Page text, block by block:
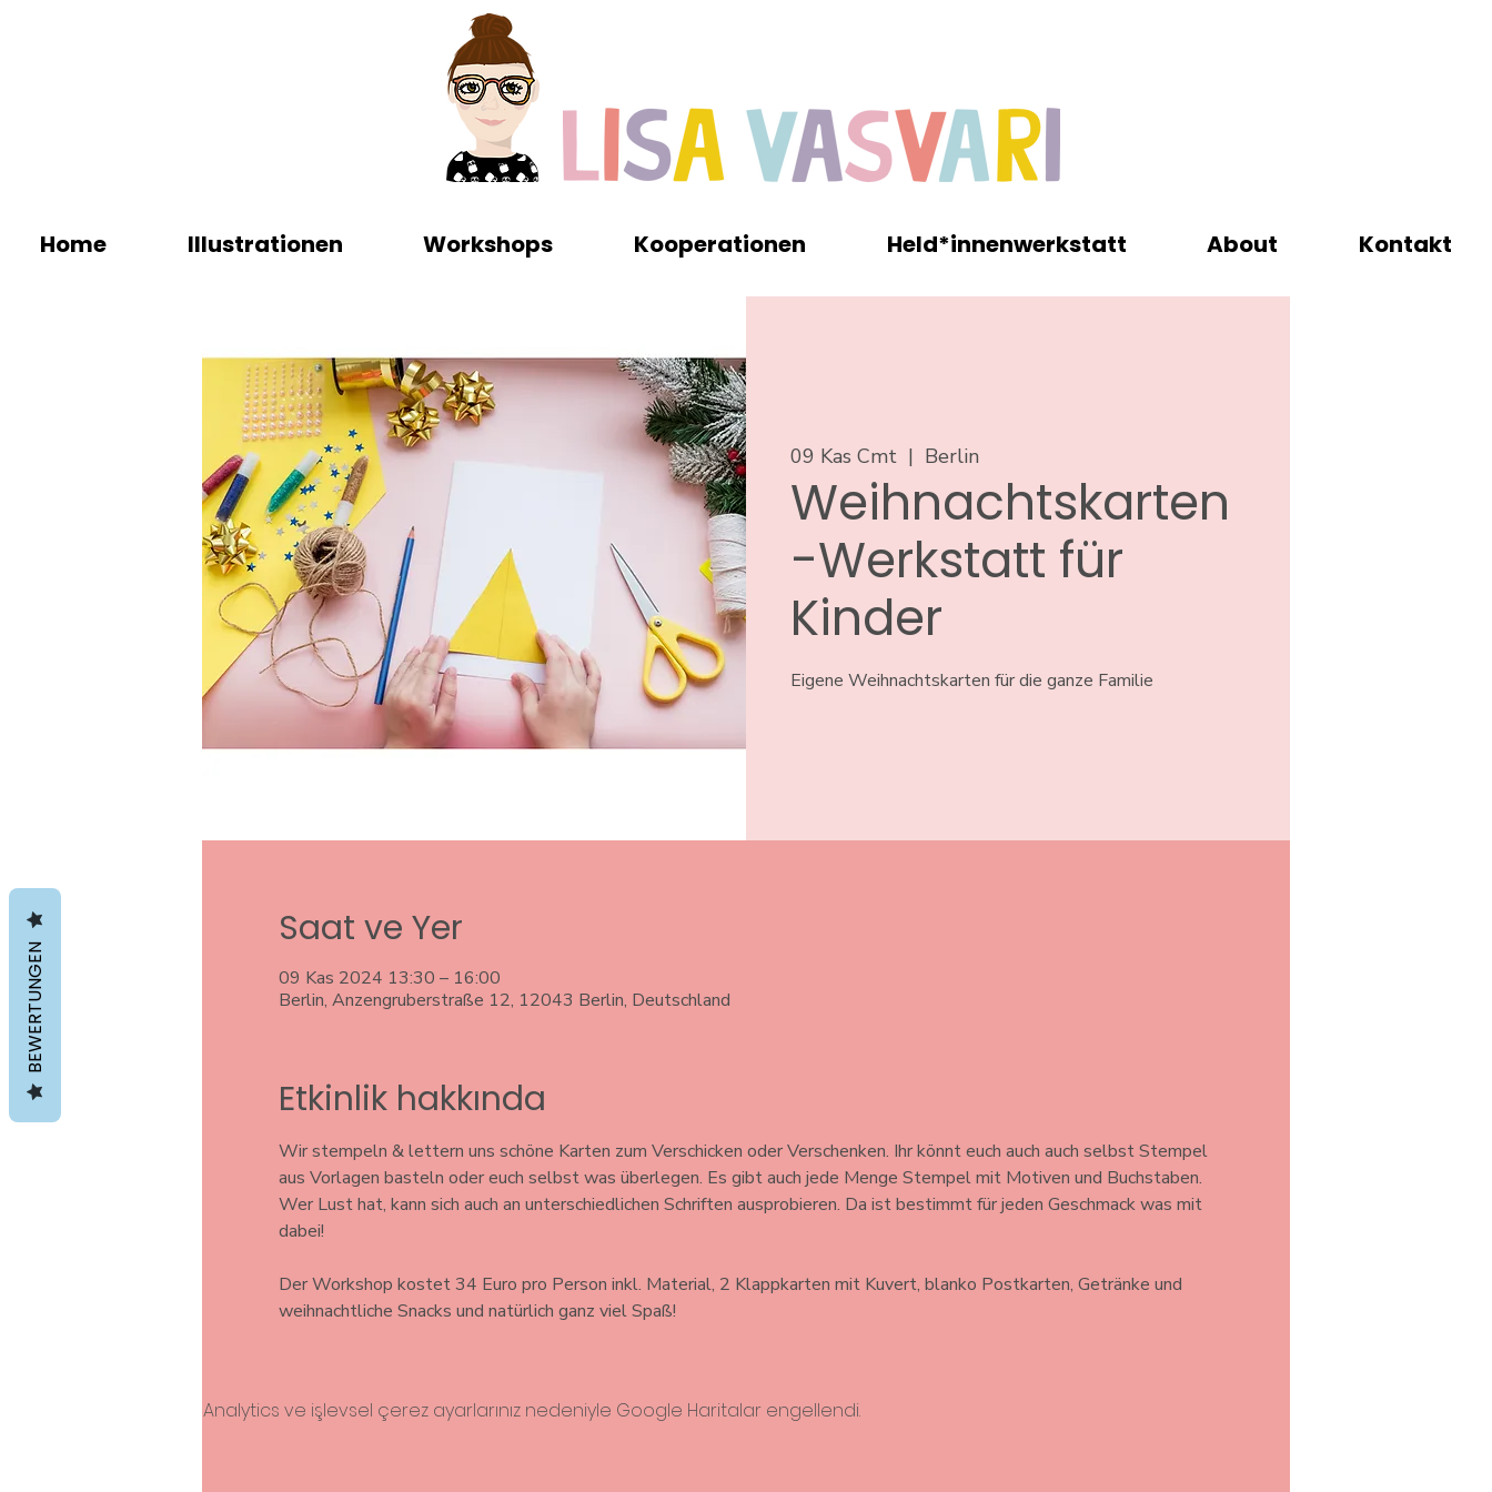
Home Illustrationen Workshops Kooperationen Held*innenwerkstatt About Kontakt
09 Kas Cmt
  |
Berlin
Weihnachtskarten
-Werkstatt für
Kinder
Eigene Weihnachtskarten für die ganze Familie
Saat ve Yer
09 Kas 2024 13:30 – 16:00
Berlin, Anzengruberstraße 12, 12043 Berlin, Deutschland
Etkinlik hakkında
Wir stempeln & lettern uns schöne Karten zum Verschicken oder Verschenken. Ihr könnt euch auch auch selbst Stempel
aus Vorlagen basteln oder euch selbst was überlegen. Es gibt auch jede Menge Stempel mit Motiven und Buchstaben.
Wer Lust hat, kann sich auch an unterschiedlichen Schriften ausprobieren. Da ist bestimmt für jeden Geschmack was mit
dabei!
Der Workshop kostet 34 Euro pro Person inkl. Material, 2 Klappkarten mit Kuvert, blanko Postkarten, Getränke und
weihnachtliche Snacks und natürlich ganz viel Spaß!
Analytics ve işlevsel çerez ayarlarınız nedeniyle Google Haritalar engellendi.
BEWERTUNGEN